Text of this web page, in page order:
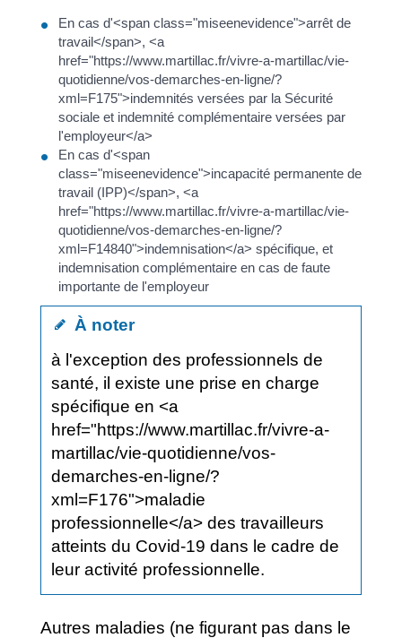
En cas d'<span class="miseenevidence">arrêt de
travail</span>, <a
href="https://www.martillac.fr/vivre-a-martillac/vie-
quotidienne/vos-demarches-en-ligne/?
xml=F175">indemnités versées par la Sécurité
sociale et indemnité complémentaire versées par
l'employeur</a>
En cas d'<span
class="miseenevidence">incapacité permanente de
travail (IPP)</span>, <a
href="https://www.martillac.fr/vivre-a-martillac/vie-
quotidienne/vos-demarches-en-ligne/?
xml=F14840">indemnisation</a> spécifique, et
indemnisation complémentaire en cas de faute
importante de l'employeur
À noter
à l'exception des professionnels de
santé, il existe une prise en charge
spécifique en <a
href="https://www.martillac.fr/vivre-a-
martillac/vie-quotidienne/vos-
demarches-en-ligne/?
xml=F176">maladie
professionnelle</a> des travailleurs
atteints du Covid-19 dans le cadre de
leur activité professionnelle.
Autres maladies (ne figurant pas dans le